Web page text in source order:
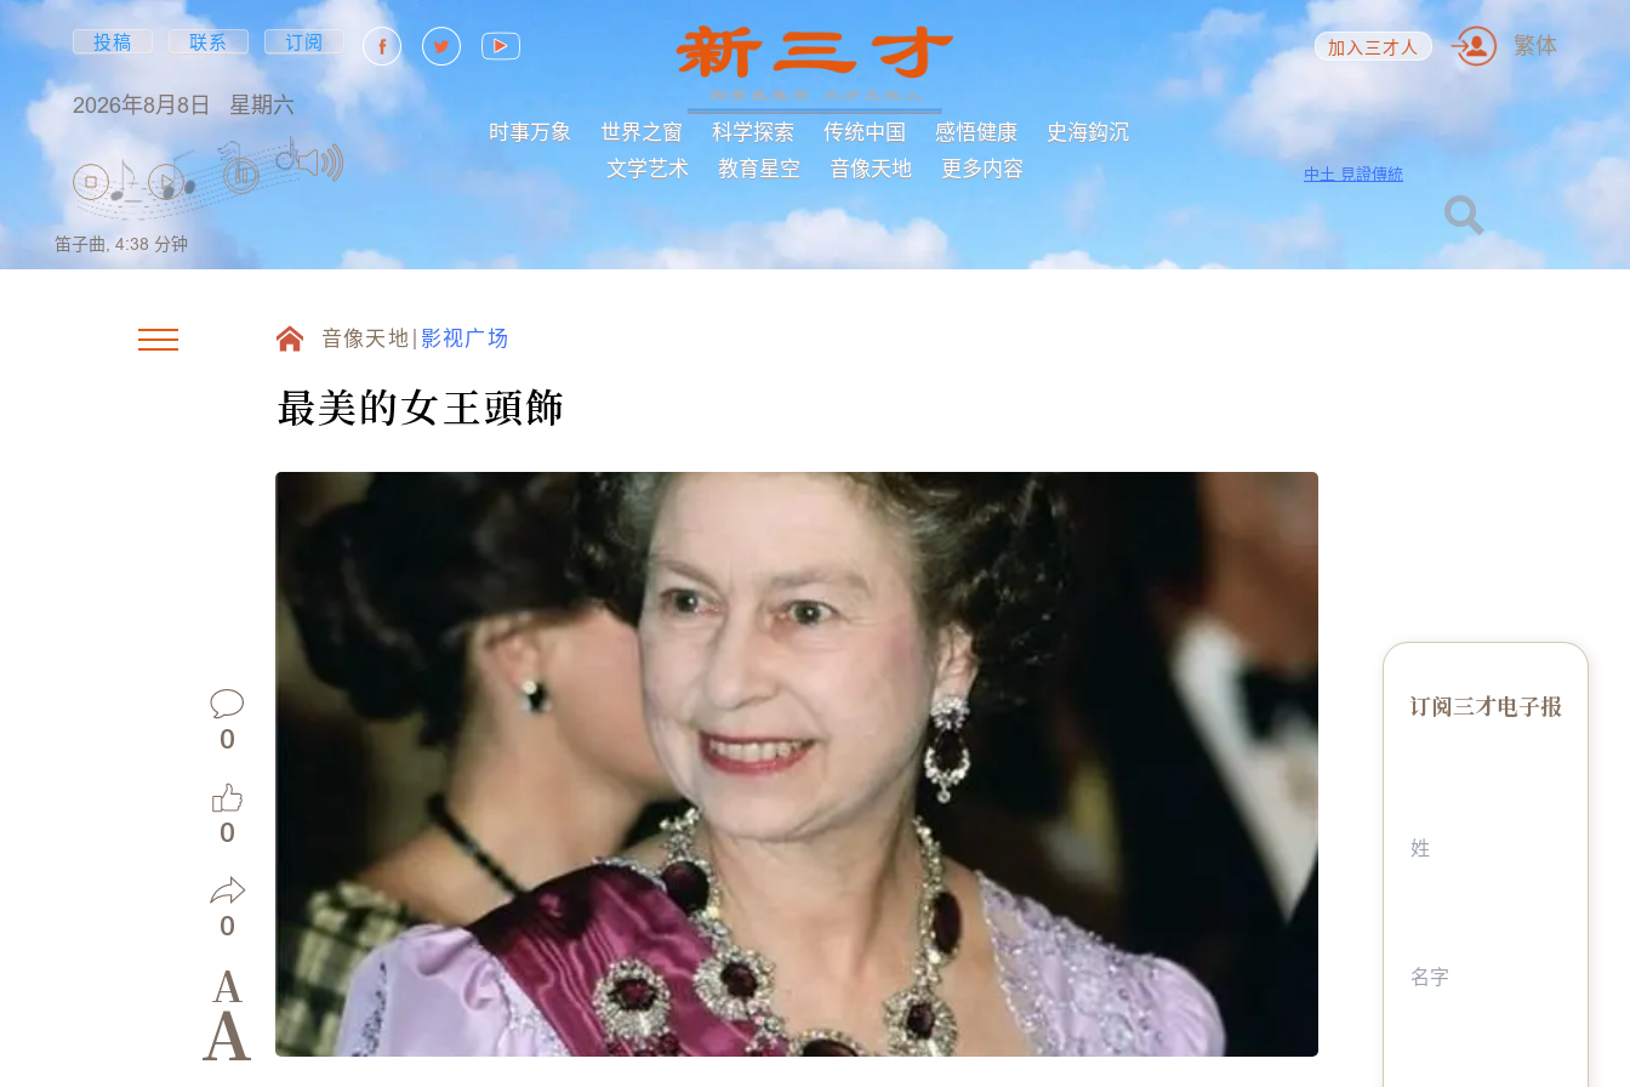
投稿 联系 订阅
2026年8月8日 星期六
时事万象 世界之窗 科学探索 传统中国 感悟健康
史海鈎沉
文学艺术
教育星空 音像天地 更多内容
加入三才人 繁体
中土 見證傳統
笛子曲, 4:38 分钟
音像天地 影视广场
最美的女王頭飾
0
0
0
A
A
订阅三才电子报